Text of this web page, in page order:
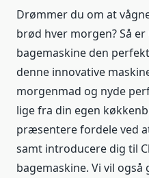
Drømmer du om at
brød hver morgen? Så er
bagemaskine den
denne innovative
morgenmad og nyde
lige fra din egen
præsentere fordele ved
samt introducere dig til
bagemaskine. Vi vil